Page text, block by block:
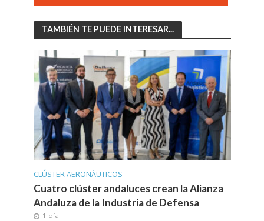
TAMBIÉN TE PUEDE INTERESAR...
CLÚSTER AERONÁUTICOS
Cuatro clúster andaluces crean la Alianza
Andaluza de la Industria de Defensa
1 día